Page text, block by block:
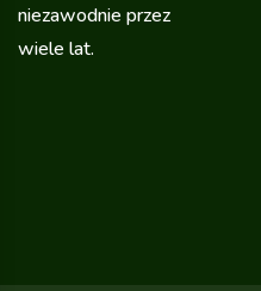
niezawodnie przez
wiele lat.